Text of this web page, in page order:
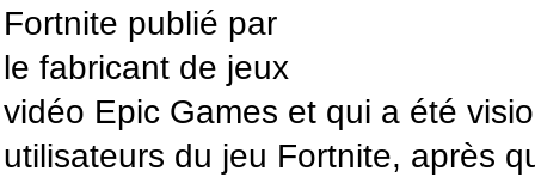
Fortnite publié par
le fabricant de jeux
vidéo Epic Games et qui a été
utilisateurs du jeu Fortnite, après